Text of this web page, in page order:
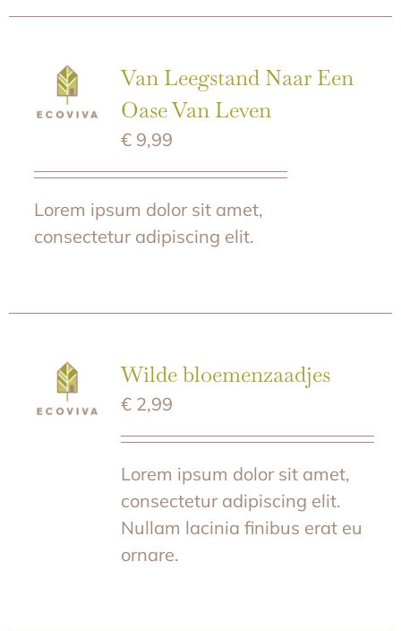
Van Leegstand Naar Een
Oase Van Leven
€9,99
Lorem ipsum dolor sit amet,
consectetur adipiscing elit.
Wilde bloemenzaadjes
€2,99
Lorem ipsum dolor sit amet,
consectetur adipiscing elit.
Nullam lacinia finibus erat eu
ornare.